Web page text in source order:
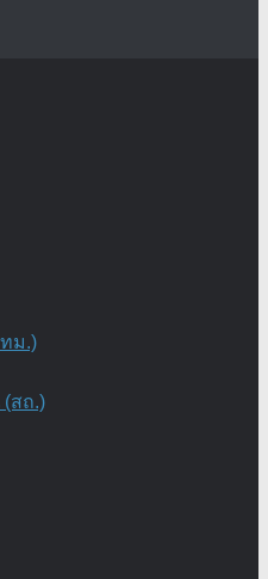
ม.)
สถ.)